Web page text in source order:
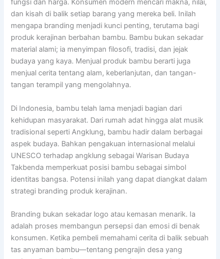
fungsi dan harga. Konsumen modern mencari makna, nilai,
dan kisah di balik setiap barang yang mereka beli. Inilah
mengapa branding menjadi kunci penting, terutama bagi
produk kerajinan berbahan bambu. Bambu bukan sekadar
material alami; ia menyimpan filosofi, tradisi, dan jejak
budaya yang kaya. Menjual produk bambu berarti juga
menjual cerita tentang alam, keberlanjutan, dan tangan-
tangan terampil yang mengolahnya.
Di Indonesia, bambu telah lama menjadi bagian dari
kehidupan masyarakat. Dari rumah adat hingga alat musik
tradisional seperti Angklung, bambu hadir dalam berbagai
aspek budaya. Bahkan pengakuan internasional melalui
UNESCO terhadap angklung sebagai Warisan Budaya
Takbenda memperkuat posisi bambu sebagai simbol
identitas bangsa. Potensi inilah yang dapat diangkat dalam
strategi branding produk kerajinan.
Branding bukan sekadar logo atau kemasan menarik. Ia
adalah proses membangun persepsi dan emosi di benak
konsumen. Ketika pembeli memahami cerita di balik sebuah
tas anyaman bambu—tentang pengrajin desa yang